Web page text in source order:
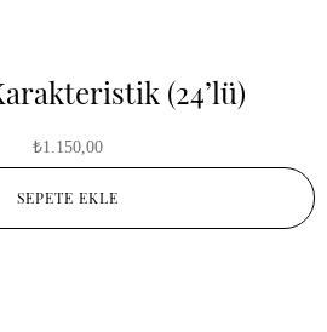
(24’lü)
₺1.150,00
SEPETE EKLE